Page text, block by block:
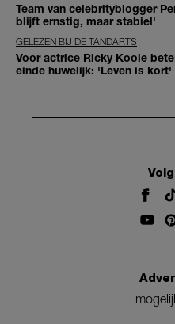
Team van celebrityblogger
blijft ernstig, maar stabiel'
GELEZEN BIJ DE TANDARTS
Voor actrice Ricky Koole
einde huwelijk: 'Leven is kort'